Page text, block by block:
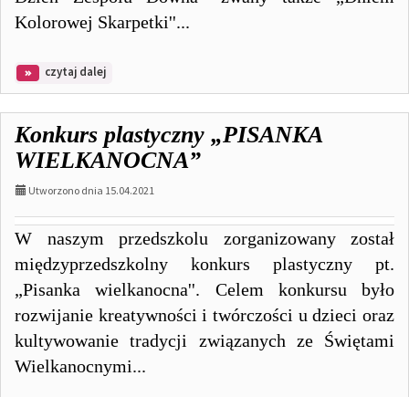
Kolorowej Skarpetki''...
czytaj dalej
skarpetki
Konkurs plastyczny „PISANKA
WIELKANOCNA”
Utworzono dnia 15.04.2021
W naszym przedszkolu zorganizowany został
międzyprzedszkolny konkurs plastyczny pt.
„Pisanka wielkanocna''. Celem konkursu było
rozwijanie kreatywności i twórczości u dzieci oraz
kultywowanie tradycji związanych ze Świętami
Wielkanocnymi...